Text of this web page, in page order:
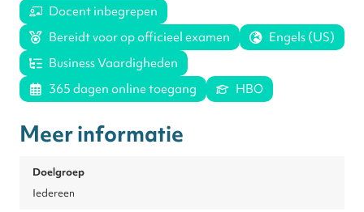
Docent inbegrepen
Bereidt voor op officieel examen
Engels (US)
Business Vaardigheden
365 dagen online toegang
HBO
Meer informatie
Doelgroep
Iedereen